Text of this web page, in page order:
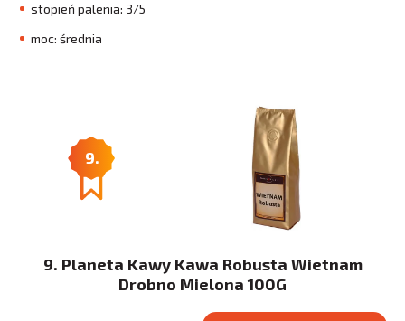
stopień palenia: 3/5
moc: średnia
9.
9. Planeta Kawy Kawa Robusta Wietnam
Drobno Mielona 100G